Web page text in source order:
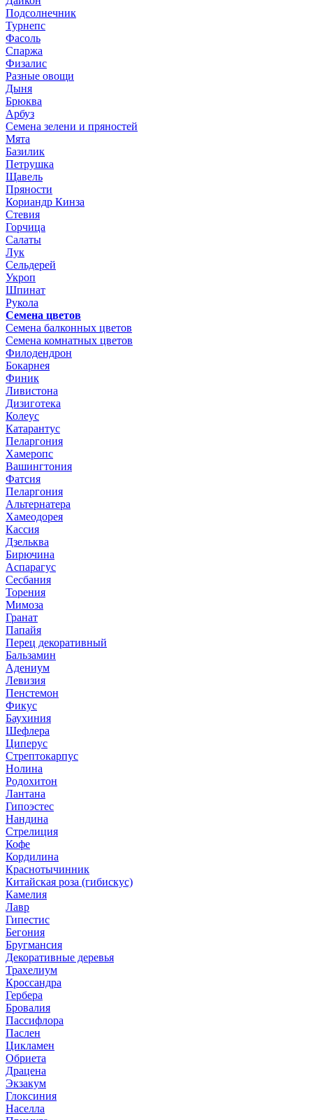
Подсолнечник
Турнепс
Фасоль
Спаржа
Физалис
Разные овощи
Дыня
Брюква
Арбуз
Семена зелени и пряностей
Мята
Базилик
Петрушка
Щавель
Пряности
Кориандр Кинза
Стевия
Горчица
Салаты
Лук
Сельдерей
Укроп
Шпинат
Рукола
Семена цветов
Семена балконных цветов
Семена комнатных цветов
Филодендрон
Бокарнея
Финик
Ливистона
Дизиготека
Колеус
Катарантус
Пеларгония
Хамеропс
Вашингтония
Фатсия
Пеларгония
Альтернатера
Хамеодорея
Кассия
Дзельква
Бирючина
Аспарагус
Сесбания
Торения
Мимоза
Гранат
Папайя
Перец декоративный
Бальзамин
Адениум
Левизия
Пенстемон
Фикус
Баухиния
Шефлера
Циперус
Стрептокарпус
Нолина
Родохитон
Лантана
Гипоэстес
Нандина
Стрелиция
Кофе
Кордилина
Краснотычинник
Китайская роза (гибискус)
Камелия
Лавр
Гипестис
Бегония
Бругмансия
Декоративные деревья
Трахелиум
Кроссандра
Гербера
Бровалия
Пассифлора
Паслен
Цикламен
Обриета
Драцена
Экзакум
Глоксиния
Населла